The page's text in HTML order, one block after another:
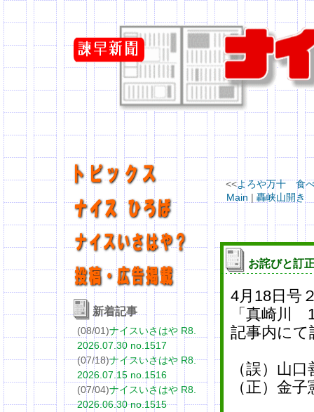
新着記事
(08/01)ナイスいさはや R8.
2026.07.30 no.1517
(07/18)ナイスいさはや R8.
2026.07.15 no.1516
(07/04)ナイスいさはや R8.
2026.06.30 no.1515
<<よろや万十 食べ
Main | 轟峡山開き
お詫びと訂
4月18日号
「真崎川
記事内に
（誤）山
（正）金